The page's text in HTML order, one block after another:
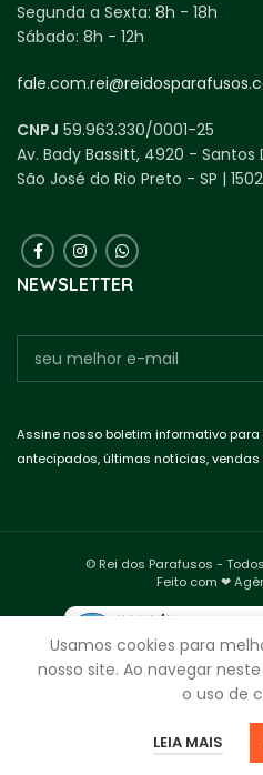
Segunda a Sexta: 8h - 18h
Sábado: 8h - 12h
CNPJ 59.963.330/0001-25
Av. Bady Bassitt, 4920 -
São José do Rio Preto - SP |
NEWSLETTER
Assine nosso boletim informativo
antecipados, últimas notícias,
© Rei dos Parafusos -
Feito com ❤
Usamos cookies para
nosso site. Ao navegar
o uso de
LEIA MAIS